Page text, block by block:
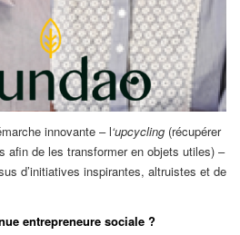
innovante – l‘upcycling (récupérer
afin de les transformer en objets utiles) –
d’initiatives inspirantes, altruistes et de
entrepreneure sociale ?